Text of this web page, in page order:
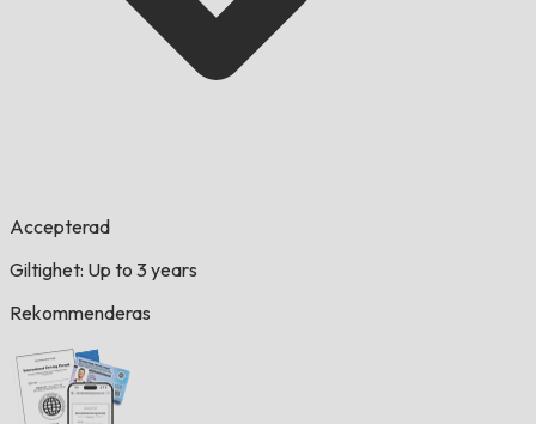
Accepterad
Giltighet: Up to 3 years
Rekommenderas